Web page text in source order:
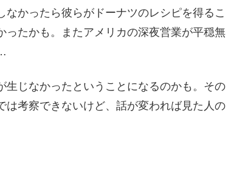
かったら彼らがドーナツのレシピを得るこ
ったかも。またアメリカの深夜営業が平穏無
生じなかったということになるのかも。その
考察できないけど、話が変われば見た人の